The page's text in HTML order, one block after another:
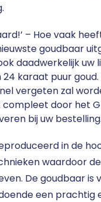
– Hoe vaak
goudbaar
daadwerkelijk
24 karaat puur goud.
vergeten zal
compleet door het
bij uw bestelling.
in de
waardoor
De goudbaar
een prachtig